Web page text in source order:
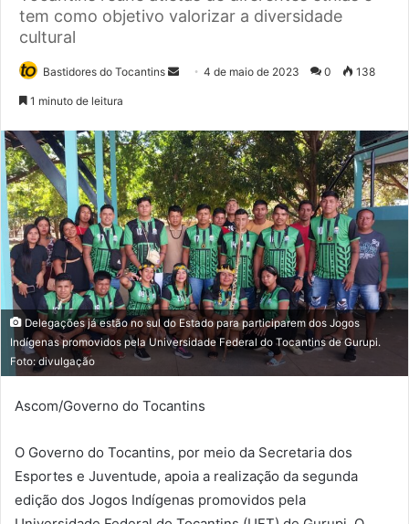
tem como objetivo valorizar a diversidade
cultural
Bastidores do Tocantins
d
e
u
m
e
-
m
a
i
4 de maio de 2023 0 138
1 minuto de leitura
Delegações já estão no sul do Estado para participarem dos Jogos
Indígenas promovidos pela Universidade Federal do Tocantins de Gurupi.
Foto: divulgação
Ascom/Governo do Tocantins
O Governo do Tocantins, por meio da Secretaria dos
Esportes e Juventude, apoia a realização da segunda
edição dos Jogos Indígenas promovidos pela